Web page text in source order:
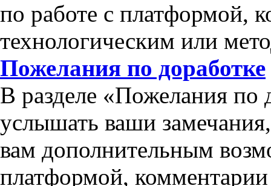
по работе с платформой,
технологическим или
Пожелания по доработке
В разделе «Пожелания по
услышать ваши
вам дополнительным
платформой,